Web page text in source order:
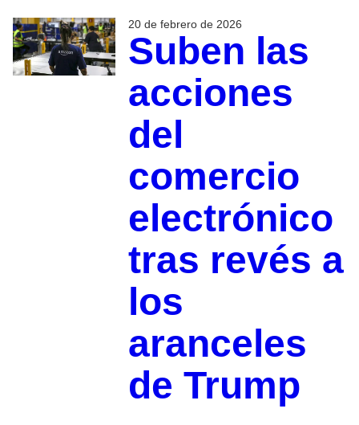
20 de febrero de 2026
Suben las
acciones
del
comercio
electrónico
tras revés a
los
aranceles
de Trump